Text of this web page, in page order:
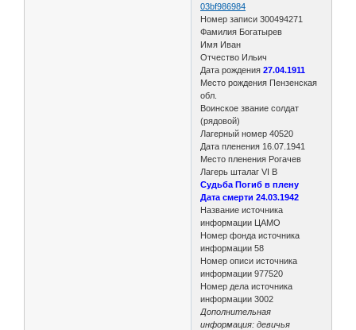
03bf986984
Номер записи 300494271
Фамилия Богатырев
Имя Иван
Отчество Ильич
Дата рождения27.04.1911
Место рождения Пензенская
обл.
Воинское звание солдат
(рядовой)
Лагерный номер 40520
Дата пленения 16.07.1941
Место пленения Рогачев
Лагерь шталаг VI B
Судьба Погиб в плену
Дата смерти 24.03.1942
Название источника
информации ЦАМО
Номер фонда источника
информации 58
Номер описи источника
информации 977520
Номер дела источника
информации 3002
Дополнительная
информация: девичья